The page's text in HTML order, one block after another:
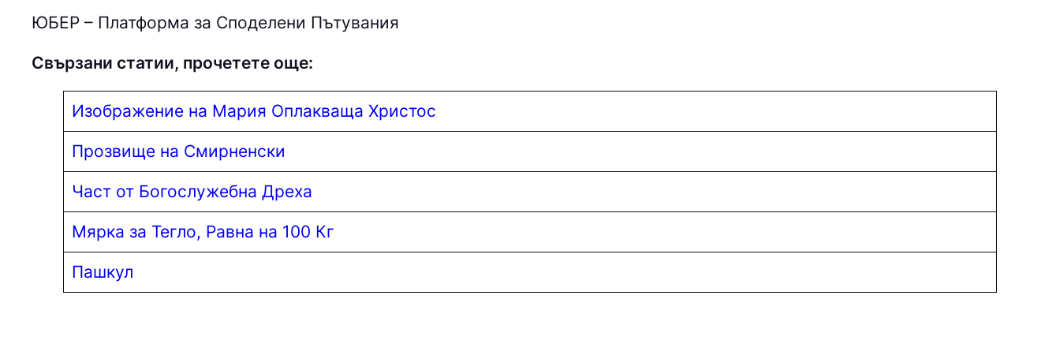
ЮБEP – Платформа за Споделени Пътувания
Свързани статии, прочетете още:
Изображение на Мария Оплакваща Христос
Прозвище на Смирненски
Част от Богослужебна Дреха
Мярка за Тегло, Равна на 100 Кг
Пашкул